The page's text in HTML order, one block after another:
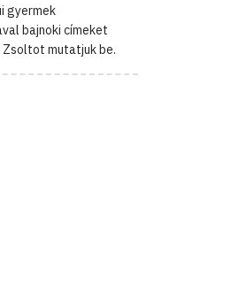
gyermek
bajnoki címeket
Zsoltot mutatjuk be.